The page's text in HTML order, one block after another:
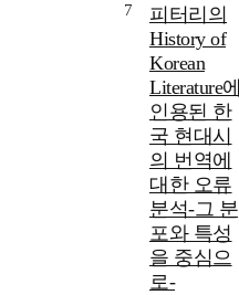
7
피터리의
History of
Korean
Literature
인용된 한
국 현대시
의 번역에
대한 오류
분석-그 분
포와 특성
을 중심으
로-